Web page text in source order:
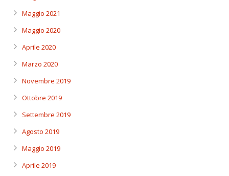
Maggio 2021
Maggio 2020
Aprile 2020
Marzo 2020
Novembre 2019
Ottobre 2019
Settembre 2019
Agosto 2019
Maggio 2019
Aprile 2019